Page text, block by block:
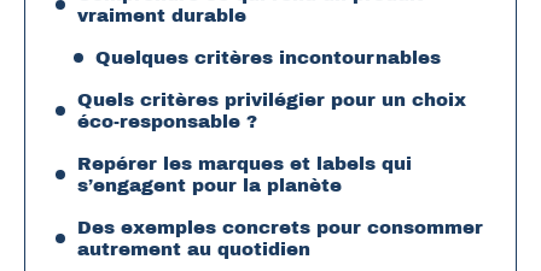
vraiment durable
Quelques critères incontournables
Quels critères privilégier pour un choix
éco-responsable ?
Repérer les marques et labels qui
s’engagent pour la planète
Des exemples concrets pour consommer
autrement au quotidien